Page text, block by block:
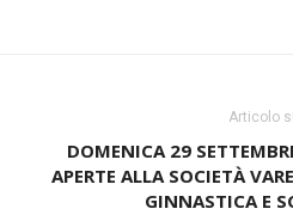
Articolo
DOMENICA 29
APERTE ALLA SOCIETÀ
GINNASTICA E